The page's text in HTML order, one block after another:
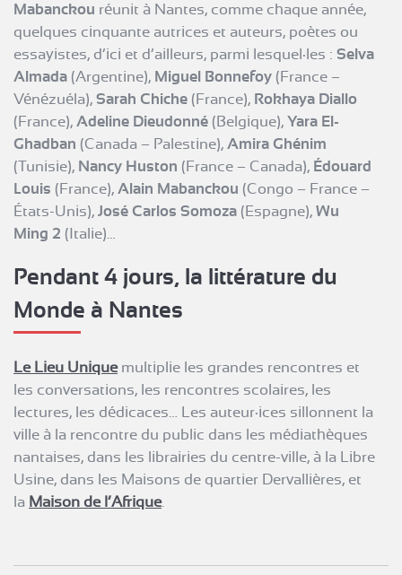
Mabanckou réunit à Nantes, comme chaque année,
quelques cinquante autrices et auteurs, poètes ou
essayistes, d’ici et d’ailleurs, parmi lesquel·les : Selva
Almada (Argentine), Miguel Bonnefoy (France –
Vénézuéla), Sarah Chiche (France), Rokhaya Diallo
(France), Adeline Dieudonné (Belgique), Yara El-
Ghadban (Canada – Palestine), Amira Ghénim
(Tunisie), Nancy Huston (France – Canada), Édouard
Louis (France), Alain Mabanckou (Congo – France –
États-Unis), José Carlos Somoza (Espagne), Wu
Ming 2 (Italie)…
Pendant 4 jours, la littérature du
Monde à Nantes
Le Lieu Uniquemultiplie les grandes rencontres et
les conversations, les rencontres scolaires, les
lectures, les dédicaces… Les auteur·ices sillonnent la
ville à la rencontre du public dans les médiathèques
nantaises, dans les librairies du centre-ville, à la Libre
Usine, dans les Maisons de quartier Dervallières, et
la Maison de l’Afrique.